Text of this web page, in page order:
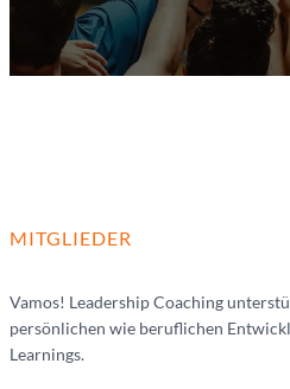
MITGLIEDER
Vamos! Leadership Coaching
persönlichen wie beruflichen
Learnings.